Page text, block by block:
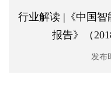
行业解读 |《中国
报告》（
发布